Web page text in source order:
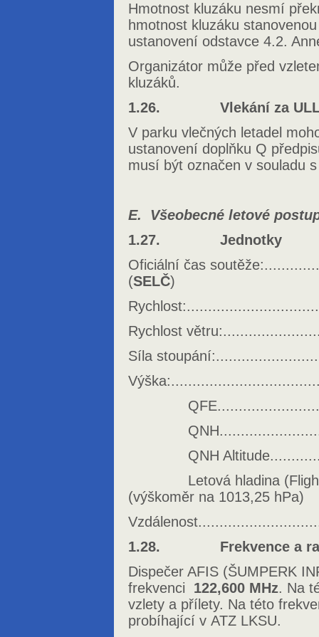
Hmotnost kluzáku nesmí
hmotnost kluzáku
ustanovení odstavce 4.2.
Organizátor může před
kluzáků.
1.26. Vlekání za
V parku vlečných letadel
ustanovení doplňku Q
musí být označen v souladu
E. Všeobecné letové
1.27. Jednotky
Oficiální čas
(SELČ)
Rychlost
Síla
QNH
Letová hladina (Flight
(výškoměr na 1013,25 hPa)
1.28. Frekvence a
Dispečer AFIS (ŠUMPERK
frekvenci 122,600 MHz. Na
vzlety a přílety. Na této
probíhající v ATZ LKSU.